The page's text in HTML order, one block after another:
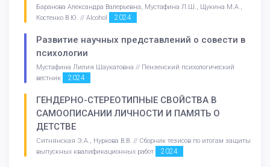
Баранова Александра Валерьевна, Мустафина Л.Ш., Щукина М.А.,
Костенко В.Ю. // Alcohol
2024
Развитие научных представлений о совести в
психологии
Мустафина Лилия Шаукатовна // Пензенский психологический
вестник
2024
ГЕНДЕРНО-СТЕРЕОТИПНЫЕ СВОЙСТВА В
САМООПИСАНИИ ЛИЧНОСТИ И ПАМЯТЬ О
ДЕТСТВЕ
Ситнянская Э.А., Нуркова В.В. // Сборник тезисов по итогам защиты
выпускных квалификационных работ
2024